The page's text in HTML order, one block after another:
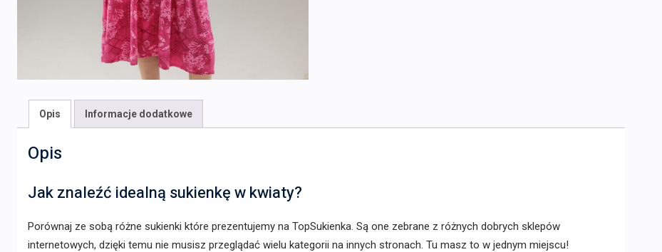
Opis Informacje dodatkowe
Opis
Jak znaleźć idealną sukienkę w kwiaty?
Porównaj ze sobą różne sukienki które prezentujemy na TopSukienka. Są one zebrane z różnych dobrych sklepów
internetowych, dzięki temu nie musisz przeglądać wielu kategorii na innych stronach. Tu masz to w jednym miejscu!